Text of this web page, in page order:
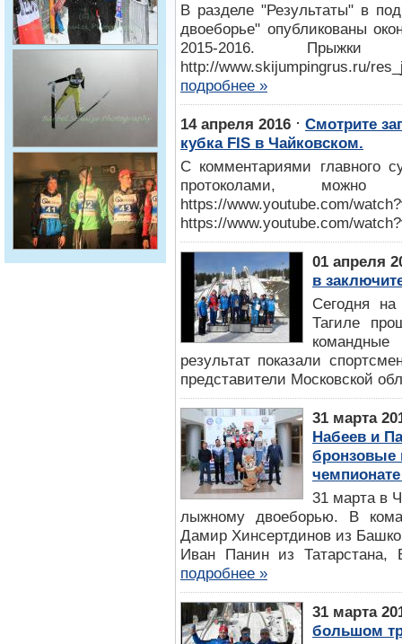
В разделе "Результаты" в
двоеборье" опубликованы
2015-2016.
http://www.skijumpingrus.ru/
подробнее »
14 апреля 2016 ⋅ Смотрите
кубка FIS в Чайковском.
С комментариями главного
протоколами,
https://www.youtube.com/
https://www.youtube.com/
01 апреля
в
Сегодня
Тагиле
результат показали
представители Московской
31 марта
Набеев и
бронзовые
31 марта в
лыжному двоеборью. В
Дамир Хинсертдинов из
Иван Панин из
подробнее »
31 марта
большом